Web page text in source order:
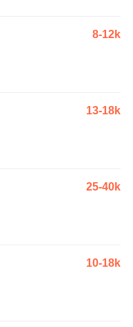
8-12k
13-18k
25-40k
10-18k